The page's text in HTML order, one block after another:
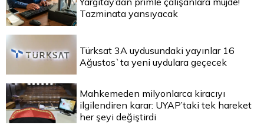
Tazminata yansıyacak
Türksat 3A uydusundaki yayınlar 16
Ağustos`ta yeni uydulara geçecek
Mahkemeden milyonlarca kiracıyı
ilgilendiren karar: UYAP’taki tek hareket
her şeyi değiştirdi